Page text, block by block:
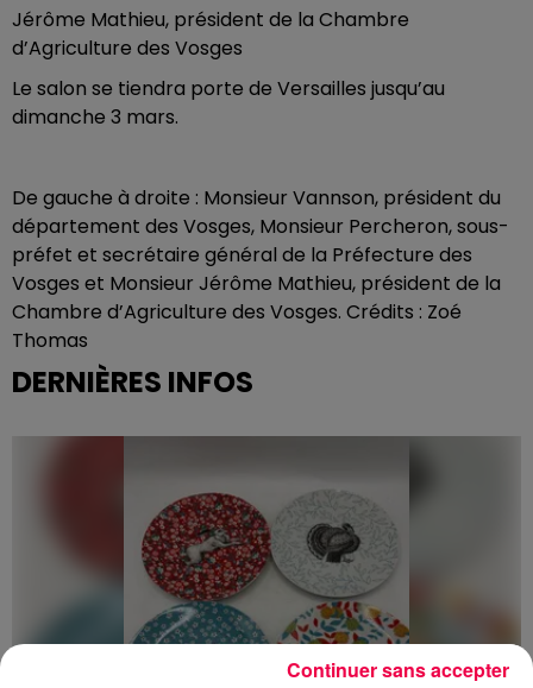
Jérôme Mathieu, président de la Chambre
d’Agriculture des Vosges
Le salon se tiendra porte de Versailles jusqu’au
dimanche 3 mars.
De gauche à droite : Monsieur Vannson, président du
département des Vosges, Monsieur Percheron, sous-
préfet et secrétaire général de la Préfecture des
Vosges et Monsieur Jérôme Mathieu, président de la
Chambre d’Agriculture des Vosges. Crédits : Zoé
Thomas
DERNIÈRES INFOS
Continuer sans accepter